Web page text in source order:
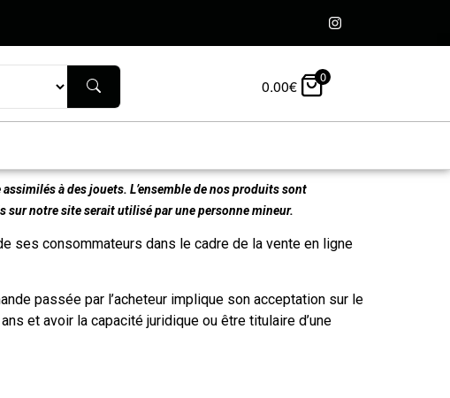
0.00€ 0
à des jouets. L’ensemble de nos produits sont
sur notre site serait utilisé par une personne mineur.
ses consommateurs dans le cadre de la vente en ligne
passée par l’acheteur implique son acceptation sur le
et avoir la capacité juridique ou être titulaire d’une